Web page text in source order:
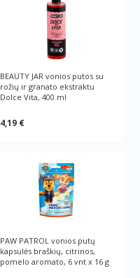
BEAUTY JAR vonios putos su
rožių ir granato ekstraktu
Dolce Vita, 400 ml
4,19 €
PAW PATROL vonios putų
kapsulės braškių, citrinos,
pomelo aromato, 6 vnt x 16 g